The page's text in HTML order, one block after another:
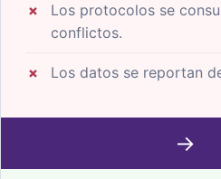
Los protocolos se
conflictos.
Los datos se reportan
→